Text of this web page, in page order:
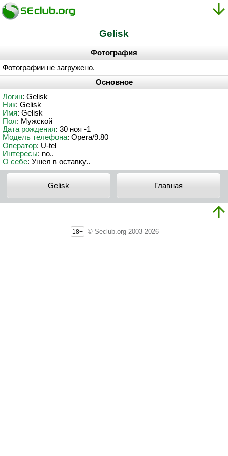
Gelisk
Фотография
Фотографии не загружено.
Основное
Логин: Gelisk
Ник: Gelisk
Имя: Gelisk
Пол: Мужской
Дата рождения: 30 ноя -1
Модель телефона: Opera/9.80
Оператор: U-tel
Интересы: no..
О себе: Ушел в оставку..
Gelisk Главная
18+ © Seclub.org 2003-2026